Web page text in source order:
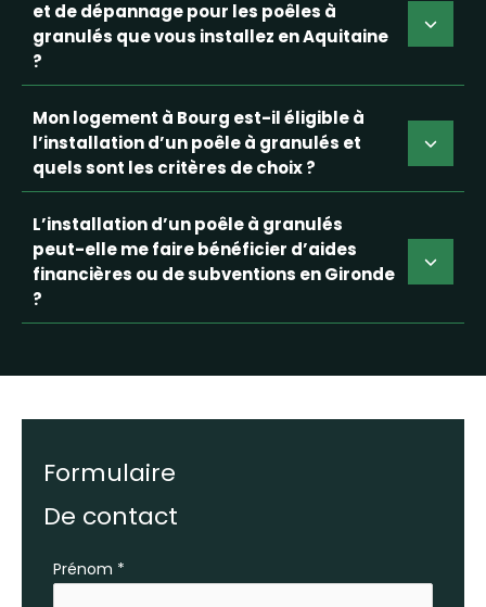
et de dépannage pour les poêles à
granulés que vous installez en Aquitaine
?
Mon logement à Bourg est-il éligible à
l’installation d’un poêle à granulés et
quels sont les critères de choix ?
L’installation d’un poêle à granulés
peut-elle me faire bénéficier d’aides
financières ou de subventions en Gironde
?
Formulaire
De contact
Formulaire
Prénom *